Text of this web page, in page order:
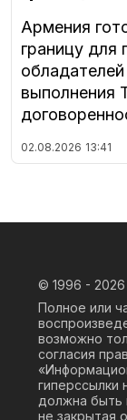
Армения
границу для
выполнения
02.08.2026 13:41
© 1996 - 2026
Полное или
возможно
согласия
гиперссылки
должна быть
не закрытая